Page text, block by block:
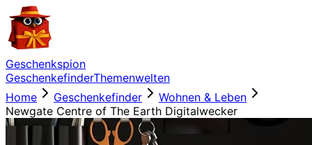
Geschenkspion
GeschenkefinderThemenwelten
Home
Geschenkefinder
Wohnen & Leben
Newgate Centre of The Earth Digitalwecker